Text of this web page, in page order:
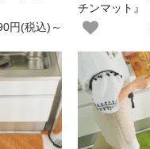
円(税込)～
チンマット』